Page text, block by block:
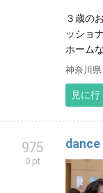
す 楽し
東京都
見に行
ッショ
ホーム